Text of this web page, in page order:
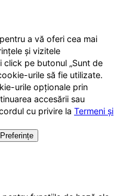
a vă oferi cea mai
și vizitele
click pe butonul „Sunt de
urile să fie utilizate.
urile opționale prin
accesării sau
cu privire la Termeni și
Preferințe